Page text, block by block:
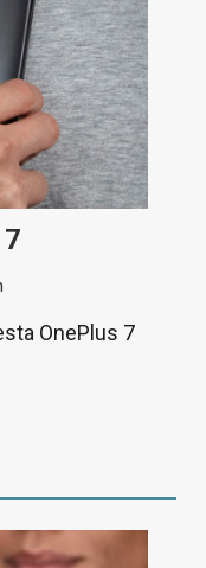
OnePlus 7